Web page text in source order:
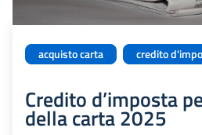
acquisto carta credito
Credito d’imposta
della carta 2025